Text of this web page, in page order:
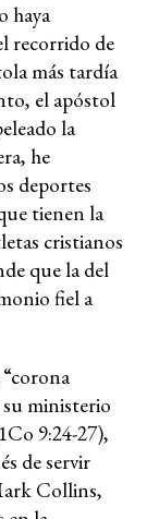
haya
recorrido de
más tardía
el apóstol
la
he
deportes
tienen la
cristianos
que la del
fiel a
ministerio
9:24-27),
de servir
Collins,